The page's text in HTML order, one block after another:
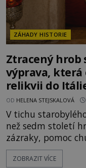
ZÁHADY HISTORIE
Ztracený hrob
výprava, která
relikvii do
OD HELENA STEJSKALOVÁ
V tichu
než sedm století
zázraky, pomoc
bouřích. Pak ale
se mění v dějiště
ZOBRAZIT VÍCE